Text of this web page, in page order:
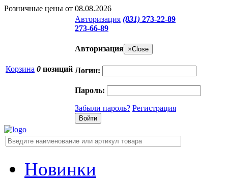
Розничные цены от 08.08.2026
Корзина 0 позиций
Авторизация (831) 273-22-89
273-66-89
Авторизация ×Close
Логин:
Пароль:
Забыли пароль? Регистрация
Новинки